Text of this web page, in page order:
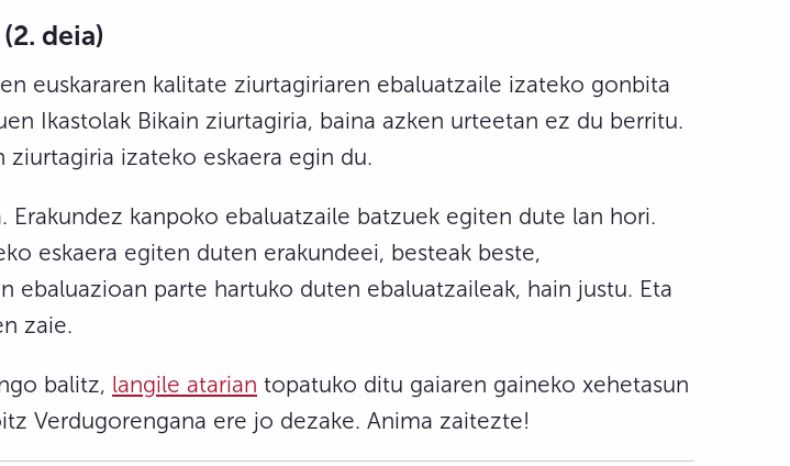
(2. deia)
euskararen kalitate ziurtagiriaren ebaluatzaile izateko gonbita
Ikastolak Bikain ziurtagiria, baina azken urteetan ez du berritu.
izateko eskaera egin du.
kanpoko ebaluatzaile batzuek egiten dute lan hori.
eskaera egiten duten erakundeei, besteak beste,
ebaluazioan parte hartuko duten ebaluatzaileak, hain justu. Eta
zaie.
balitz, langile atarian topatuko ditu gaiaren gaineko xehetasun
Verdugorengana ere jo dezake. Anima zaitezte!